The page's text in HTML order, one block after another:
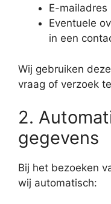
E-mailadres
Eventuele
in een
Wij gebruiken
vraag of verzoek
2.
gegevens
Bij het bezoeken
wij automatisch: